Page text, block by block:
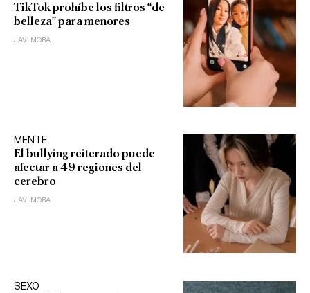
TikTok prohíbe los filtros “de
belleza” para menores
JAVI MORA
MENTE
El bullying reiterado puede
afectar a 49 regiones del
cerebro
JAVI MORA
SEXO